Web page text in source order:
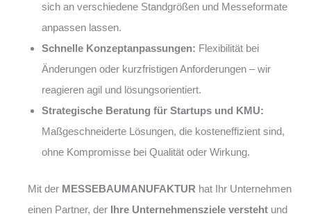
sich an verschiedene Standgrößen und Messeformate
anpassen lassen.
Schnelle Konzeptanpassungen: Flexibilität bei
Änderungen oder kurzfristigen Anforderungen – wir
reagieren agil und lösungsorientiert.
Strategische Beratung für Startups und KMU:
Maßgeschneiderte Lösungen, die kosteneffizient sind,
ohne Kompromisse bei Qualität oder Wirkung.
Mit der MESSEBAUMANUFAKTUR hat Ihr Unternehmen
einen Partner, der Ihre Unternehmensziele versteht und